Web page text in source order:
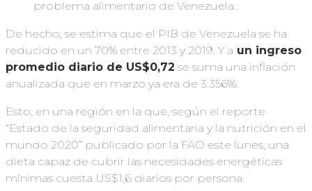
problema alimentario de Venezuela..
De hecho, se estima que el PIB de Venezuela se ha
reducido en un 70% entre 2013 y 2019. Y a un ingreso
promedio diario de US$0,72 se suma una inflación
anualizada que en marzo ya era de 3.356%.
Esto, en una región en la que, según el reporte
“Estado de la seguridad alimentaria y la nutrición en el
mundo 2020” publicado por la FAO este lunes, una
dieta capaz de cubrir las necesidades energéticas
mínimas cuesta US$1,6 diarios por persona.